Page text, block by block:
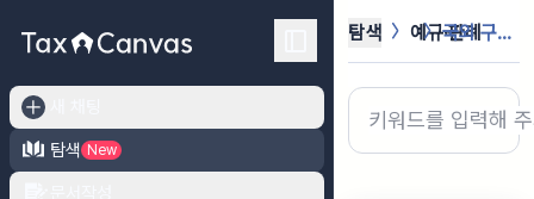
탐색
New
탐색 예규·판례 국외 구입재화를 국외에서 외국항행 내...